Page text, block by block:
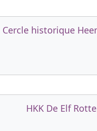
Cercle historique
HKK De Elf